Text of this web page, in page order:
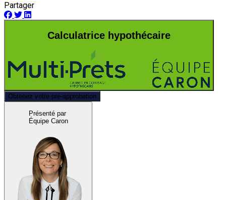
Partager
Calculatrice hypothécaire
Obtenez votre pré-approbation
Présenté par
Équipe Caron